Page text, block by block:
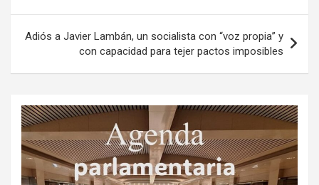
entradas
Adiós a Javier Lambán, un socialista con “voz propia” y
con capacidad para tejer pactos imposibles